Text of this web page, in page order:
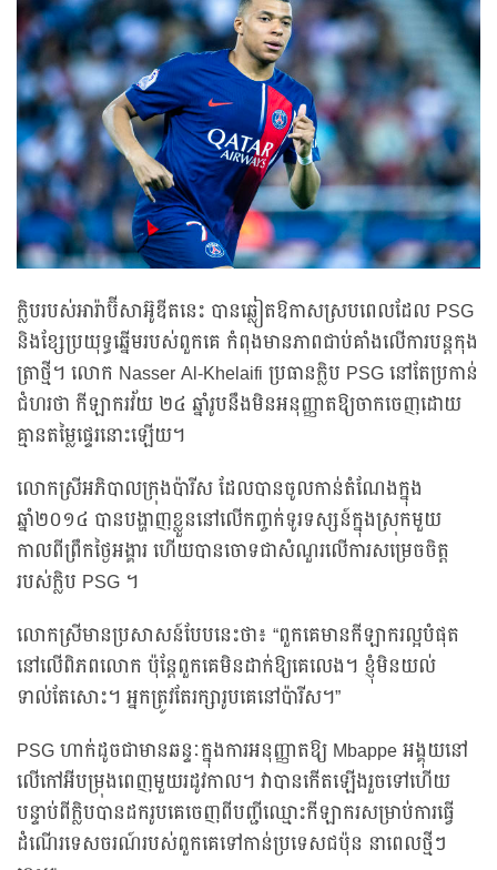
ក្លិបរបស់អារ៉ាប៊ីសាអ៊ូឌីតនេះ បានឆ្លៀតឱកាសស្របពេលដែល PSG
និងខ្សែប្រយុទ្ធឆ្នើមរបស់ពួកគេ កំពុងមានភាពជាប់គាំងលើការបន្តកុង
ត្រាថ្មី។ លោក Nasser Al-Khelaifi ប្រធានក្លិប PSG នៅតែប្រកាន់
ជំហរថា កីឡាករវ័យ ២៤ ឆ្នាំរូបនឹងមិនអនុញ្ញាតឱ្យចាកចេញដោយ
គ្មានតម្លៃផ្ទេរនោះឡើយ។
លោកស្រីអភិបាលក្រុងប៉ារីស ដែលបានចូលកាន់តំណែងក្នុង
ឆ្នាំ២០១៤ បានបង្ហាញខ្លួននៅលើកញ្ចក់ទូរទស្សន៍ក្នុងស្រុកមួយ
កាលពីព្រឹកថ្ងៃអង្គារ ហើយបានចោទជាសំណួរលើការសម្រេចចិត្ត
របស់ក្លិប PSG ។
លោកស្រីមានប្រសាសន៍បែបនេះថា៖ “ពួកគេមានកីឡាករល្អបំផុត
នៅលើពិភពលោក ប៉ុន្តែពួកគេមិនដាក់ឱ្យគេលេង។ ខ្ញុំមិនយល់
ទាល់តែសោះ។ អ្នកត្រូវតែរក្សារូបគេនៅប៉ារីស។”
PSG ហាក់ដូចជាមានឆន្ទៈក្នុងការអនុញ្ញាតឱ្យ Mbappe អង្គុយនៅ
លើកៅអីបម្រុងពេញមួយរដូវកាល។ វាបានកើតឡើងរួចទៅហើយ
បន្ទាប់ពីក្លិបបានដករូបគេចេញពីបញ្ជីឈ្មោះកីឡាករសម្រាប់ការធ្វើ
ដំណើរទេសចរណ៍របស់ពួកគេទៅកាន់ប្រទេសជប៉ុន នាពេលថ្មីៗ